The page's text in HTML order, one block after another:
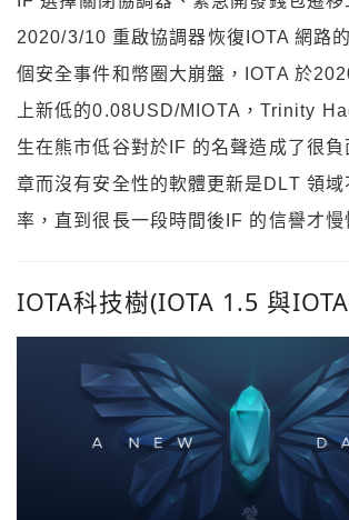
2020/3/10 重啟協調器恢復IOTA 網路
個安全事件和幣圈大崩盤，IOTA 於
上新低的0.08USD/MIOTA，Trinity
生在熊市低谷對於IF 的名聲造成了很
章而沒有安全性的軟體更新是DLT 領域
率，直到很長一段時間後IF 的信譽才慢
IOTA科技樹(IOTA 1.5 與